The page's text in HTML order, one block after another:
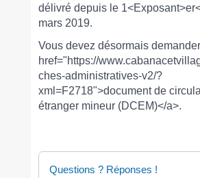
délivré depuis le
mars 2019.
Vous devez désormais
href="https://
ches-administratives-v2/?
xml=F2718">document de
étranger mineur (DCEM)</a>.
Questions ? Réponses !